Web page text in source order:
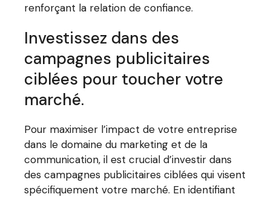
renforçant la relation de confiance.
Investissez dans des
campagnes publicitaires
ciblées pour toucher votre
marché.
Pour maximiser l’impact de votre entreprise
dans le domaine du marketing et de la
communication, il est crucial d’investir dans
des campagnes publicitaires ciblées qui visent
spécifiquement votre marché. En identifiant